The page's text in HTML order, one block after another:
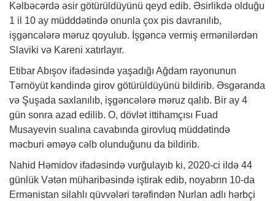
Kəlbəcərdə əsir götürüldüyünü qeyd edib. Əsirlikdə olduğu
1 il 10 ay müdddətində onunla çox pis davranılıb,
işgəncələrə məruz qoyulub. İşgəncə vermiş ermənilərdən
Slaviki və Kareni xatırlayır.
Etibar Abışov ifadəsində yaşadığı Ağdam rayonunun
Tərnöyüt kəndində girov götürüldüyünü bildirib. Əsgəranda
və Şuşada saxlanılıb, işgəncələrə məruz qalıb. Bir ay 4
gün sonra azad edilib. O, dövlət ittihamçısı Fuad
Musayevin sualına cavabında girovluq müddətində
məcburi əməyə cəlb olunduğunu da bildirib.
Nahid Həmidov ifadəsində vurğulayıb ki, 2020-ci ildə 44
günlük Vətən müharibəsində iştirak edib, noyabrın 10-da
Ermənistan silahlı qüvvələri tərəfindən Nurlan adlı hərbçi